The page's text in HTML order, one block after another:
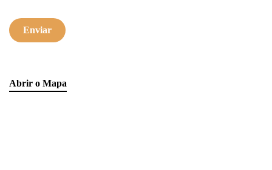
Enviar
Abrir o Mapa